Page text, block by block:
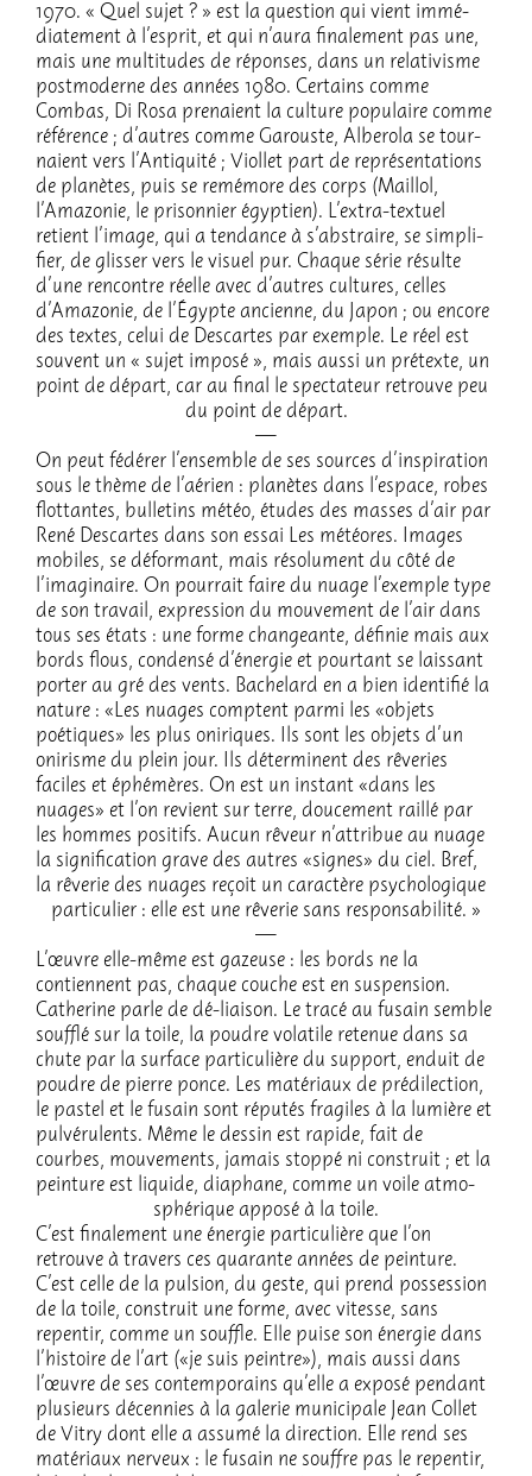
1970. « Quel sujet ? » est la ques­tion qui vient immé­
dia­te­ment à l’es­prit, et qui n’aura fina­le­ment pas une,
mais une multi­tudes de réponses, dans un rela­ti­visme
post­mo­derne des années 1980. Certains comme
Combas, Di Rosa prenaient la culture popu­laire comme
réfé­rence ; d’autres comme Garouste, Albe­rola se tour­
naient vers l’An­tiquité ; Viol­let part de repré­sen­ta­tions
de planètes, puis se remé­more des corps (Maillol,
l’Ama­zo­nie, le prison­nier égyp­tien). L’ex­tra-textuel
retient l’image, qui a tendance à s’abs­traire, se simpli­
fier, de glis­ser vers le visuel pur. Chaque série résulte
d’une rencontre réelle avec d’autres cultures, celles
d’Ama­zo­nie, de l’Égypte ancienne, du Japon ; ou encore
des textes, celui de Descartes par exemple. Le réel est
souvent un « sujet imposé », mais aussi un prétexte, un
point de départ, car au final le spec­ta­teur retrouve peu
du point de départ.
On peut fédé­rer l’en­semble de ses sources d’ins­pi­ra­tion
sous le thème de l’aé­rien : planètes dans l’es­pace, robes
flot­tantes, bulle­tins météo, études des masses d’air par
René Descartes dans son essai Les météores. Images
mobiles, se défor­mant, mais réso­lu­ment du côté de
l’ima­gi­naire. On pour­rait faire du nuage l’exemple type
de son travail, expres­sion du mouve­ment de l’air dans
tous ses états : une forme chan­geante, défi­nie mais aux
bords flous, condensé d’éner­gie et pour­tant se lais­sant
porter au gré des vents. Bache­lard en a bien iden­ti­fié la
nature : «Les nuages comptent parmi les «objets
poétiques» les plus oniriques. Ils sont les objets d’un
onirisme du plein jour. Ils déter­minent des rêve­ries
faciles et éphé­mères. On est un instant «dans les
nuages» et l’on revient sur terre, douce­ment raillé par
les hommes posi­tifs. Aucun rêveur n’at­tri­bue au nuage
la signi­fi­ca­tion grave des autres «signes» du ciel. Bref,
la rêve­rie des nuages reçoit un carac­tère psycho­lo­gique
parti­cu­lier : elle est une rêve­rie sans respon­sa­bi­lité. »
L’œuvre elle-même est gazeuse : les bords ne la
contiennent pas, chaque couche est en suspen­sion.
Cathe­rine parle de dé-liai­son. Le tracé au fusain semble
souf­flé sur la toile, la poudre vola­tile rete­nue dans sa
chute par la surface parti­cu­lière du support, enduit de
poudre de pierre ponce. Les maté­riaux de prédi­lec­tion,
le pastel et le fusain sont répu­tés fragiles à la lumière et
pulvé­ru­lents. Même le dessin est rapide, fait de
courbes, mouve­ments, jamais stoppé ni construit ; et la
pein­ture est liquide, diaphane, comme un voile atmo­
sphé­rique apposé à la toile.
C’est fina­le­ment une éner­gie parti­cu­lière que l’on
retrouve à travers ces quarante années de pein­ture.
C’est celle de la pulsion, du geste, qui prend posses­sion
de la toile, construit une forme, avec vitesse, sans
repen­tir, comme un souffle. Elle puise son éner­gie dans
l’his­toire de l’art («je suis peintre»), mais aussi dans
l’œuvre de ses contem­po­rains qu’elle a exposé pendant
plusieurs décen­nies à la gale­rie muni­ci­pale Jean Collet
de Vitry dont elle a assumé la direc­tion. Elle rend ses
maté­riaux nerveux : le fusain ne souffre pas le repen­tir,